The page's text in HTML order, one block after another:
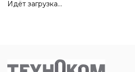
Идёт загрузка...